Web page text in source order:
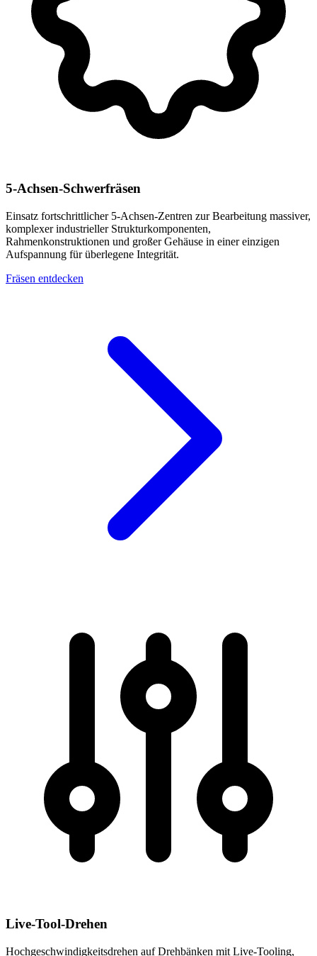
5-Achsen-Schwerfräsen
Einsatz fortschrittlicher 5-Achsen-Zentren zur Bearbeitung massiver,
komplexer industrieller Strukturkomponenten,
Rahmenkonstruktionen und großer Gehäuse in einer einzigen
Aufspannung für überlegene Integrität.
Fräsen entdecken
Live-Tool-Drehen
Hochgeschwindigkeitsdrehen auf Drehbänken mit Live-Tooling,